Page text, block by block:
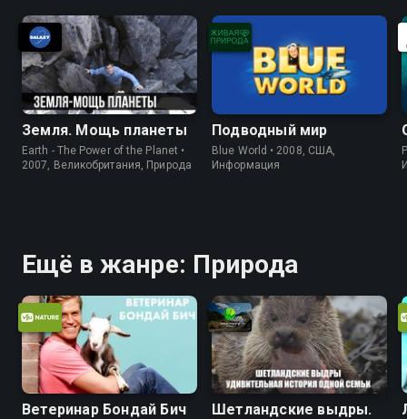
Земля. Мощь планеты
Earth - The Power of the Planet •
2007, Великобритания, Природа
Подводный мир
Blue World • 2008, США,
Информация
Ещё в жанре: Природа
Ветеринар Бондай Бич
Шетландские выдры.